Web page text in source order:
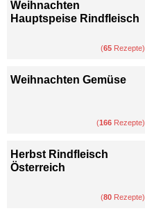
Weihnachten
Hauptspeise Rindfleisch
(65 Rezepte)
Weihnachten Gemüse
(166 Rezepte)
Herbst Rindfleisch
Österreich
(80 Rezepte)